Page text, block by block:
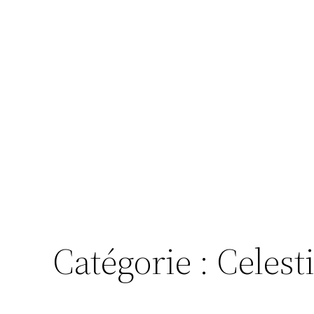
Catégorie :